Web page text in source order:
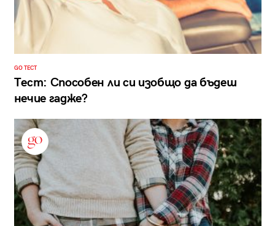
GO ТЕСТ
Тест: Способен ли си изобщо да бъдеш
нечие гадже?